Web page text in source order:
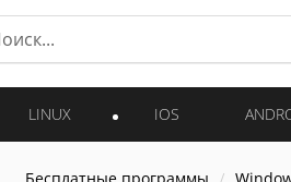
LINUX IOS